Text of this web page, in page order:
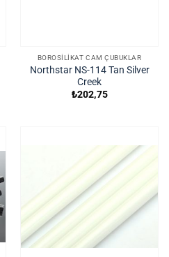
BOROSILIKAT CAM ÇUBUKLAR
Northstar NS-114 Tan Silver
Creek
₺202,75